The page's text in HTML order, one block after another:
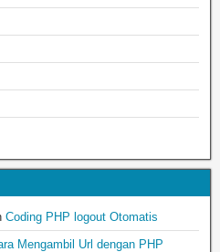
Coding PHP logout Otomatis
Mengambil Url dengan PHP